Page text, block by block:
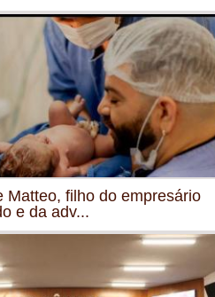
Matteo, filho do empresário
e da adv...